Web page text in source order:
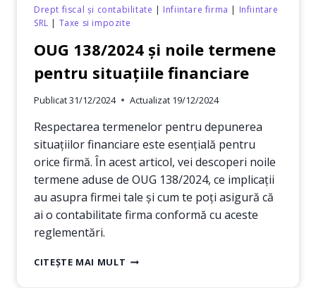
Drept fiscal și contabilitate | Infiintare firma | Infiintare
SRL | Taxe si impozite
OUG 138/2024 și noile termene
pentru situațiile financiare
Publicat31/12/2024 Actualizat 19/12/2024
Respectarea termenelor pentru depunerea
situațiilor financiare este esențială pentru
orice firmă. În acest articol, vei descoperi noile
termene aduse de OUG 138/2024, ce implicații
au asupra firmei tale și cum te poți asigură că
ai o contabilitate firma conformă cu aceste
reglementări.
CITEȘTE MAI MULT OUG